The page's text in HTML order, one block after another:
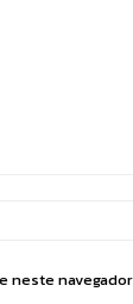
neste